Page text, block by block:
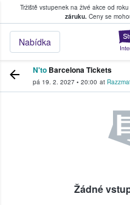
Tržiště vstupenek na živé akce od
záruku.Ceny se
Nabídka
kde fanoušci
N'to Barcelona Tickets
pá 19. 2. 2027 • 20:00 at
Žádné